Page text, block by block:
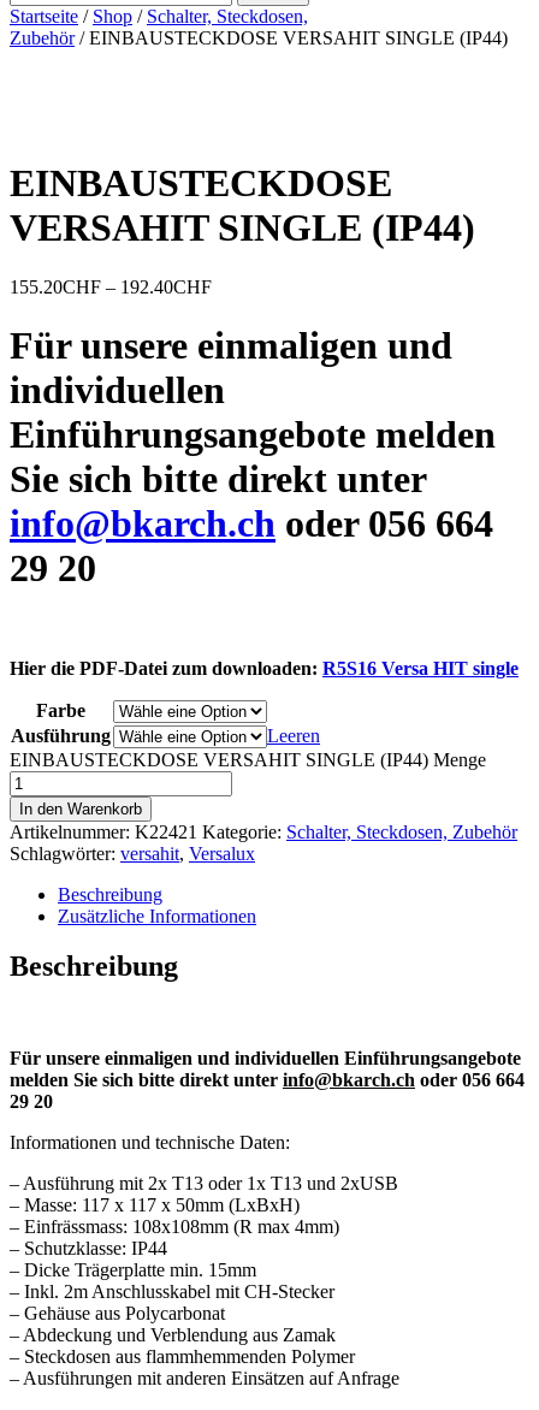
Startseite / Shop / Schalter, Steckdosen,
Zubehör/ EINBAUSTECKDOSE VERSAHIT SINGLE (IP44)
EINBAUSTECKDOSE
VERSAHIT SINGLE (IP44)
155.20CHF – 192.40CHF
Für unsere einmaligen und
individuellen
Einführungsangebote melden
Sie sich bitte direkt unter
info@bkarch.ch oder 056 664
29 20
Hier die PDF-Datei zum downloaden: R5S16 Versa HIT single
Farbe
Ausführung
Leeren
EINBAUSTECKDOSE VERSAHIT SINGLE (IP44) Menge
In den Warenkorb
Artikelnummer: K22421 Kategorie: Schalter, Steckdosen, Zubehör
Schlagwörter: versahit, Versalux
Beschreibung
Zusätzliche Informationen
Beschreibung
Für unsere einmaligen und individuellen Einführungsangebote
melden Sie sich bitte direkt unter info@bkarch.ch oder 056 664
29 20
Informationen und technische Daten:
– Ausführung mit 2x T13 oder 1x T13 und 2xUSB
– Masse: 117 x 117 x 50mm (LxBxH)
– Einfrässmass: 108x108mm (R max 4mm)
– Schutzklasse: IP44
– Dicke Trägerplatte min. 15mm
– Inkl. 2m Anschlusskabel mit CH-Stecker
– Gehäuse aus Polycarbonat
– Abdeckung und Verblendung aus Zamak
– Steckdosen aus flammhemmenden Polymer
– Ausführungen mit anderen Einsätzen auf Anfrage